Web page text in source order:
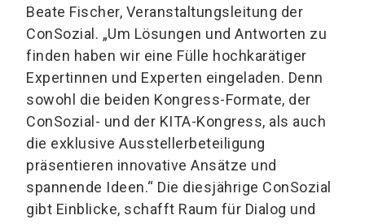
Beate Fischer, Veranstaltungsleitung der
ConSozial. „Um Lösungen und Antworten zu
finden haben wir eine Fülle hochkarätiger
Expertinnen und Experten eingeladen. Denn
sowohl die beiden Kongress-Formate, der
ConSozial- und der KITA-Kongress, als auch
die exklusive Ausstellerbeteiligung
präsentieren innovative Ansätze und
spannende Ideen.“ Die diesjährige ConSozial
gibt Einblicke, schafft Raum für Dialog und